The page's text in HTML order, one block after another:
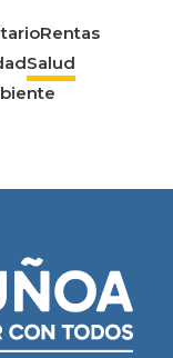
Rentas
Salud